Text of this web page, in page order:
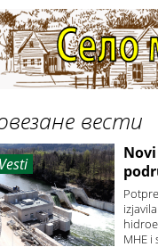
вести
Vesti
MHE